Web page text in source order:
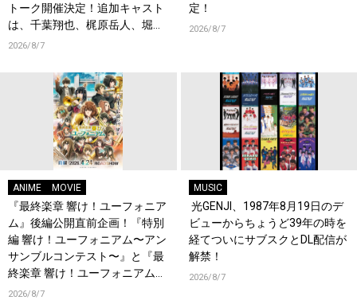
トーク開催決定！追加キャスト
は、千葉翔也、梶原岳人、堀江
瞬、綿貫竜之介！PV第1弾公
2026/8/7
定！
2026/8/7
ANIME MOVIE
『最終楽章 響け！ユーフォニア
ム』後編公開直前企画！『特別
編 響け！ユーフォニアム〜アン
サンブルコンテスト〜』と『最
終楽章 響け！ユーフォニアム』
前編の一挙上映が決定！
2026/8/7
MUSIC
光GENJI、1987年8月19日のデ
ビューからちょうど39年の時を
経てついにサブスクとDL配信が
解禁！
2026/8/7